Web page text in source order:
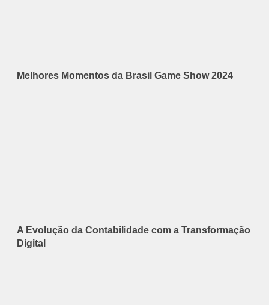
Melhores Momentos da Brasil Game Show 2024
A Evolução da Contabilidade com a Transformação
Digital